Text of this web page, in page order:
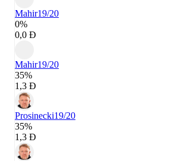
Mahir19/20
0%
0,0 Đ
Mahir19/20
35%
1,3 Đ
Prosinecki19/20
35%
1,3 Đ